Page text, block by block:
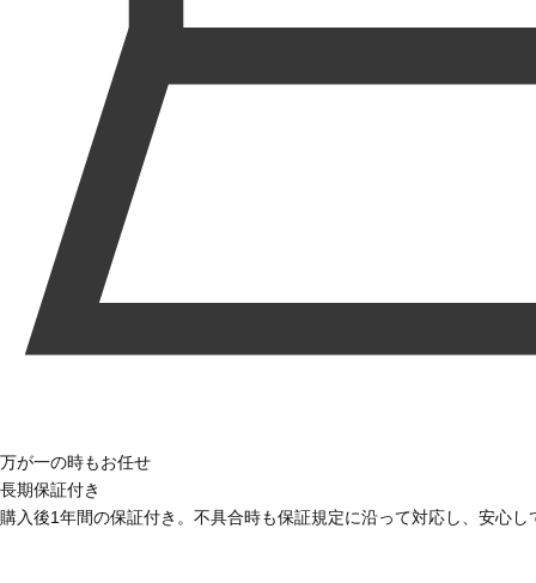
万が一の時もお任せ
長期保証付き
購入後1年間の保証付き。不具合時も保証規定に沿って対応し、安心